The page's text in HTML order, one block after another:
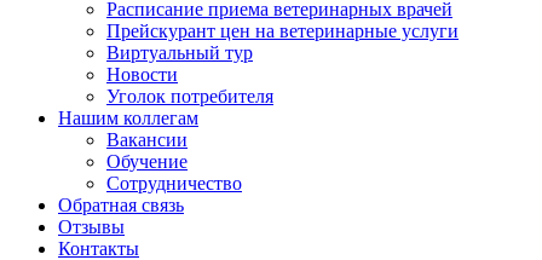
Расписание приема ветеринарных врачей
Прейскурант цен на ветеринарные услуги
Виртуальный тур
Новости
Уголок потребителя
Нашим коллегам
Вакансии
Обучение
Сотрудничество
Обратная связь
Отзывы
Контакты